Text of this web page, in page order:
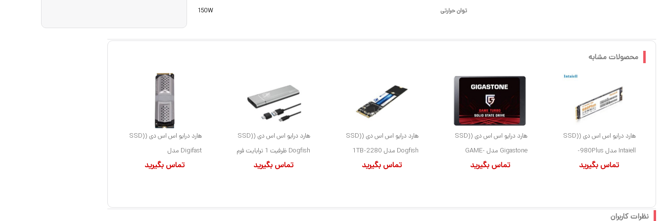
توان حرارتی 150W
محصولات مشابه
هارد درایو اس اس دی (SSD)
Intaiell مدل 980Plus-
ظرفیت 1 ترابایت فرم فاکتور
تماس بگیرید
هارد درایو اس اس دی (SSD)
Gigastone مدل GAME-
TURBO ظرفیت 1 ترابایت فرمتماس بگیرید
هارد درایو اس اس دی (SSD)
Dogfish مدل 2280-1TB
ظرفیت 1 ترابایت فرم فاکتور
تماس بگیرید
هارد درایو اس اس دی (SSD)
Dogfish ظرفیت 1 ترابایت فرم
تماس بگیرید
هارد درایو اس اس دی (SSD)
Digifast مدل
DGFARGB1TM2KT3
تماس بگیرید
نظرات کاربران